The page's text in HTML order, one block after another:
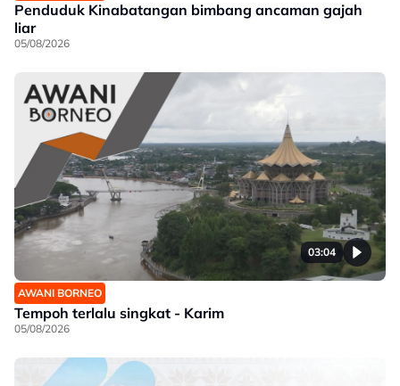
Penduduk Kinabatangan bimbang ancaman gajah
liar
05/08/2026
03:04
AWANI BORNEO
Tempoh terlalu singkat - Karim
05/08/2026